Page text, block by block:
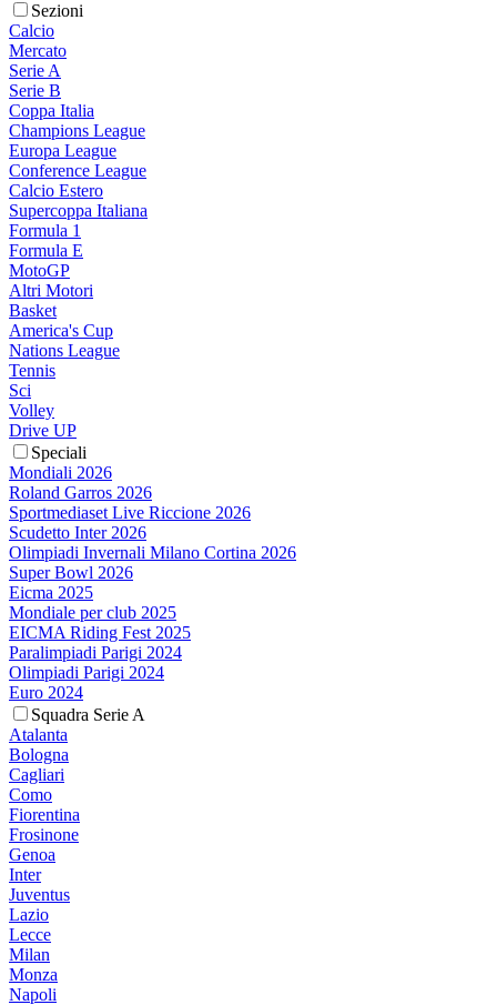
Sezioni
Calcio
Mercato
Serie A
Serie B
Coppa Italia
Champions League
Europa League
Conference League
Calcio Estero
Supercoppa Italiana
Formula 1
Formula E
MotoGP
Altri Motori
Basket
America's Cup
Nations League
Tennis
Sci
Volley
Drive UP
Speciali
Mondiali 2026
Roland Garros 2026
Sportmediaset Live Riccione 2026
Scudetto Inter 2026
Olimpiadi Invernali Milano Cortina 2026
Super Bowl 2026
Eicma 2025
Mondiale per club 2025
EICMA Riding Fest 2025
Paralimpiadi Parigi 2024
Olimpiadi Parigi 2024
Euro 2024
Squadra Serie A
Atalanta
Bologna
Cagliari
Como
Fiorentina
Frosinone
Genoa
Inter
Juventus
Lazio
Lecce
Milan
Monza
Napoli